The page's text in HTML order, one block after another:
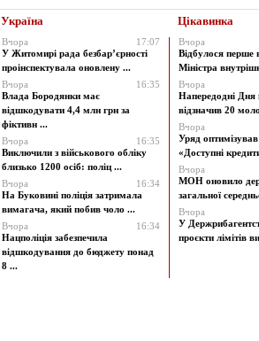
Україна Цікавинка
Вчора
17:07
У Житомирі рада безбар’єрності
проінспектувала оновлену ...
Вчора
16:35
Влада Бородянки має
відшкодувати 4,4 млн грн за
фіктивн ...
Вчора
16:35
Виключили з військового обліку
близько 1200 осіб: поліц ...
Вчора
16:34
На Буковині поліція затримала
вимагача, який побив чоло ...
Вчора
16:34
Нацполіція забезпечила
відшкодування до бюджету понад
8 ...
Вчора
Відбулося перше
Міністра
Вчора
Напередодні Дня
відзначив 20
Вчора
Уряд
«Доступні
Вчора
МОН оновило
загальної
Вчора
У
проєкти лімітів